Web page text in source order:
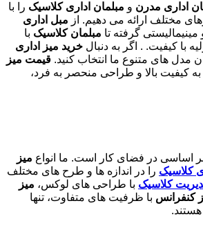
اداری مدرن و مبلمان اداری کلاسیک را با
مختلف ارائه می دهیم. از مبل اداری
گرفته تا مبلمان کلاسیک با
با کیفیت. . اگر به دنبال خرید میز اداری
مدل های متنوع ما انتخاب کنید. قیمت میز
به کیفیت بالا و طراحی منحصر به فرد،
اساسی در فضای کار است. ما انواع میز
کلاسیک را در اندازه ها و طرح های مختلف
کلاسیک با طراحی های لوکس، میز
کنفرانس با ظرفیت های متفاوت، تنها
.